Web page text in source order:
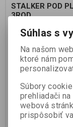
STALKER POD
3ROD
Katalógové číslo:
Záruka (mesiacov):24
Termín dodania (dni):
Počet v balení:1 ks
Súhlas s
Na našom
ktoré nám
Súbory
prehliadači
webová
prispôsobiť